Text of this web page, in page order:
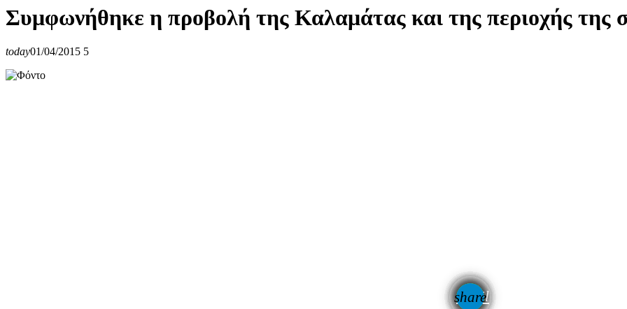
Συμφωνήθηκε η προβολή της Καλαμάτας και της περιοχής της
today01/04/2015 5
share
email